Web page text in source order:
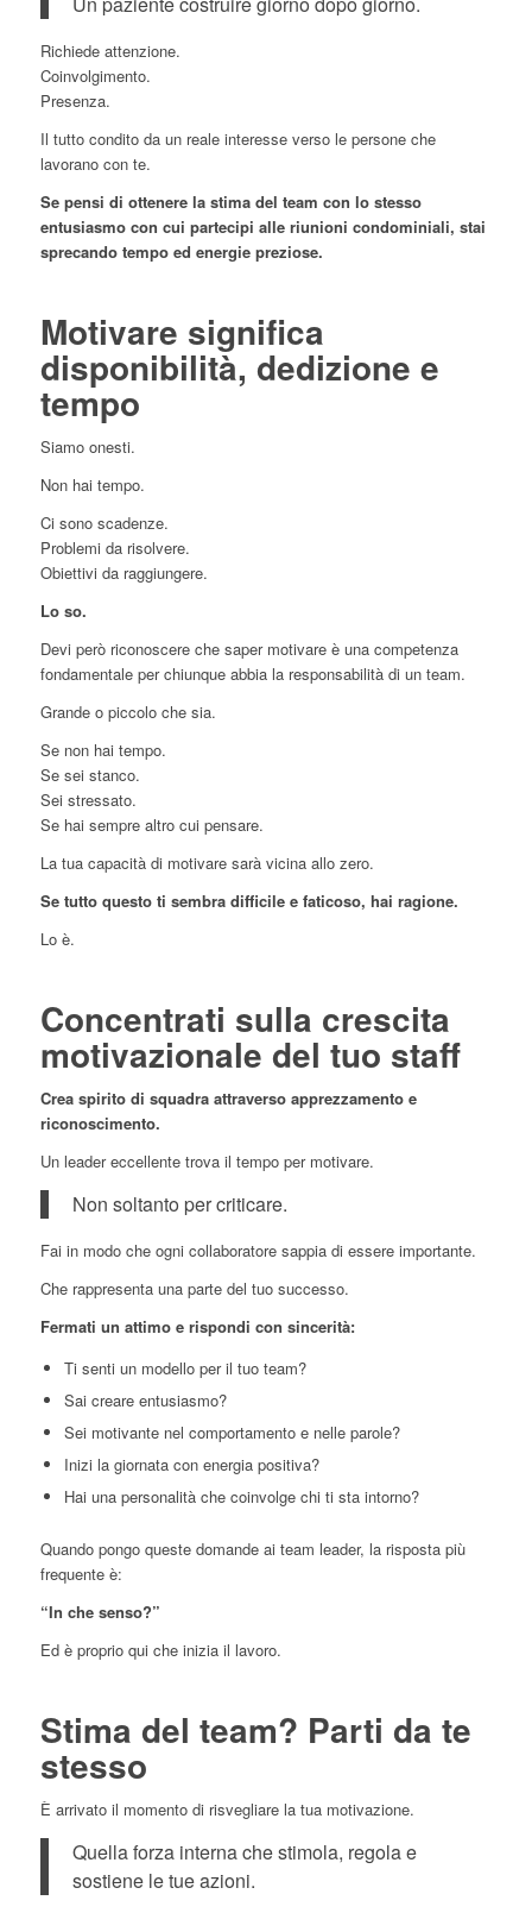
Richiede attenzione.
Coinvolgimento.
Presenza.
Il tutto condito da un reale interesse verso le persone che
lavorano con te.
Se pensi di ottenere la stima del team con lo stesso
entusiasmo con cui partecipi alle riunioni condominiali, stai
sprecando tempo ed energie preziose.
Motivare significa
disponibilità, dedizione e
tempo
Siamo onesti.
Non hai tempo.
Ci sono scadenze.
Problemi da risolvere.
Obiettivi da raggiungere.
Lo so.
Devi però riconoscere che saper motivare è una competenza
fondamentale per chiunque abbia la responsabilità di un team.
Grande o piccolo che sia.
Se non hai tempo.
Se sei stanco.
Sei stressato.
Se hai sempre altro cui pensare.
La tua capacità di motivare sarà vicina allo zero.
Se tutto questo ti sembra difficile e faticoso, hai ragione.
Lo è.
Concentrati sulla crescita
motivazionale del tuo staff
Crea spirito di squadra attraverso apprezzamento e
riconoscimento.
Un leader eccellente trova il tempo per motivare.
Non soltanto per criticare.
Fai in modo che ogni collaboratore sappia di essere importante.
Che rappresenta una parte del tuo successo.
Fermati un attimo e rispondi con sincerità:
Ti senti un modello per il tuo team?
Sai creare entusiasmo?
Sei motivante nel comportamento e nelle parole?
Inizi la giornata con energia positiva?
Hai una personalità che coinvolge chi ti sta intorno?
Quando pongo queste domande ai team leader, la risposta più
frequente è:
“In che senso?”
Ed è proprio qui che inizia il lavoro.
Stima del team? Parti da te
stesso
È arrivato il momento di risvegliare la tua motivazione.
Quella forza interna che stimola, regola e
sostiene le tue azioni.